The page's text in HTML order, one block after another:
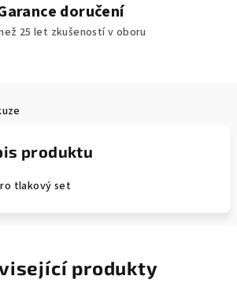
doručení
25 let zkušeností v oboru
produktu
tlakový set
produkty